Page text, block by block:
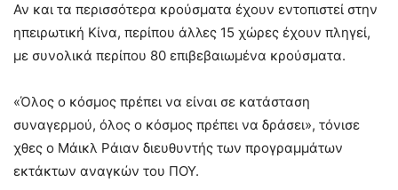
Αν και τα περισσότερα κρούσματα έχουν εντοπιστεί στην
ηπειρωτική Κίνα, περίπου άλλες 15 χώρες έχουν πληγεί,
με συνολικά περίπου 80 επιβεβαιωμένα κρούσματα.
«Όλος ο κόσμος πρέπει να είναι σε κατάσταση
συναγερμού, όλος ο κόσμος πρέπει να δράσει», τόνισε
χθες ο Μάικλ Ράιαν διευθυντής των προγραμμάτων
εκτάκτων αναγκών του ΠΟΥ.